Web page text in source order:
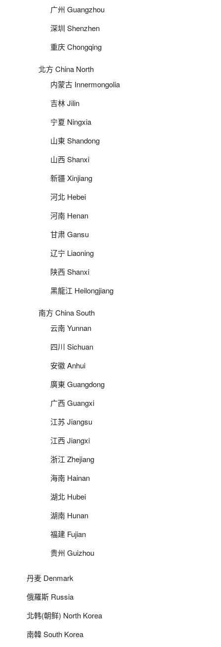
广州 Guangzhou
深圳 Shenzhen
重庆 Chongqing
北方 China North
内蒙古 Innermongolia
吉林 Jilin
宁夏 Ningxia
山東 Shandong
山西 Shanxi
新疆 Xinjiang
河北 Hebei
河南 Henan
甘肃 Gansu
辽宁 Liaoning
陕西 Shanxi
黑龍江 Heilongjiang
南方 China South
云南 Yunnan
四川 Sichuan
安徽 Anhui
廣東 Guangdong
广西 Guangxi
江苏 Jiangsu
江西 Jiangxi
浙江 Zhejiang
海南 Hainan
湖北 Hubei
湖南 Hunan
福建 Fujian
贵州 Guizhou
丹麦 Denmark
俄羅斯 Russia
北韩(朝鲜) North Korea
南韓 South Korea